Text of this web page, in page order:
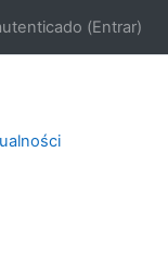
pesquisa (Entrar)